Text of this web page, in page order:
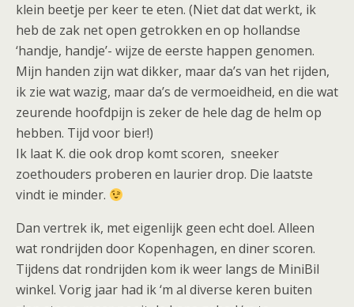
klein beetje per keer te eten. (Niet dat dat werkt, ik
heb de zak net open getrokken en op hollandse
‘handje, handje’- wijze de eerste happen genomen.
Mijn handen zijn wat dikker, maar da’s van het rijden,
ik zie wat wazig, maar da’s de vermoeidheid, en die wat
zeurende hoofdpijn is zeker de hele dag de helm op
hebben. Tijd voor bier!)
Ik laat K. die ook drop komt scoren, sneeker
zoethouders proberen en laurier drop. Die laatste
vindt ie minder.
Dan vertrek ik, met eigenlijk geen echt doel. Alleen
wat rondrijden door Kopenhagen, en diner scoren.
Tijdens dat rondrijden kom ik weer langs de MiniBil
winkel. Vorig jaar had ik ‘m al diverse keren buiten